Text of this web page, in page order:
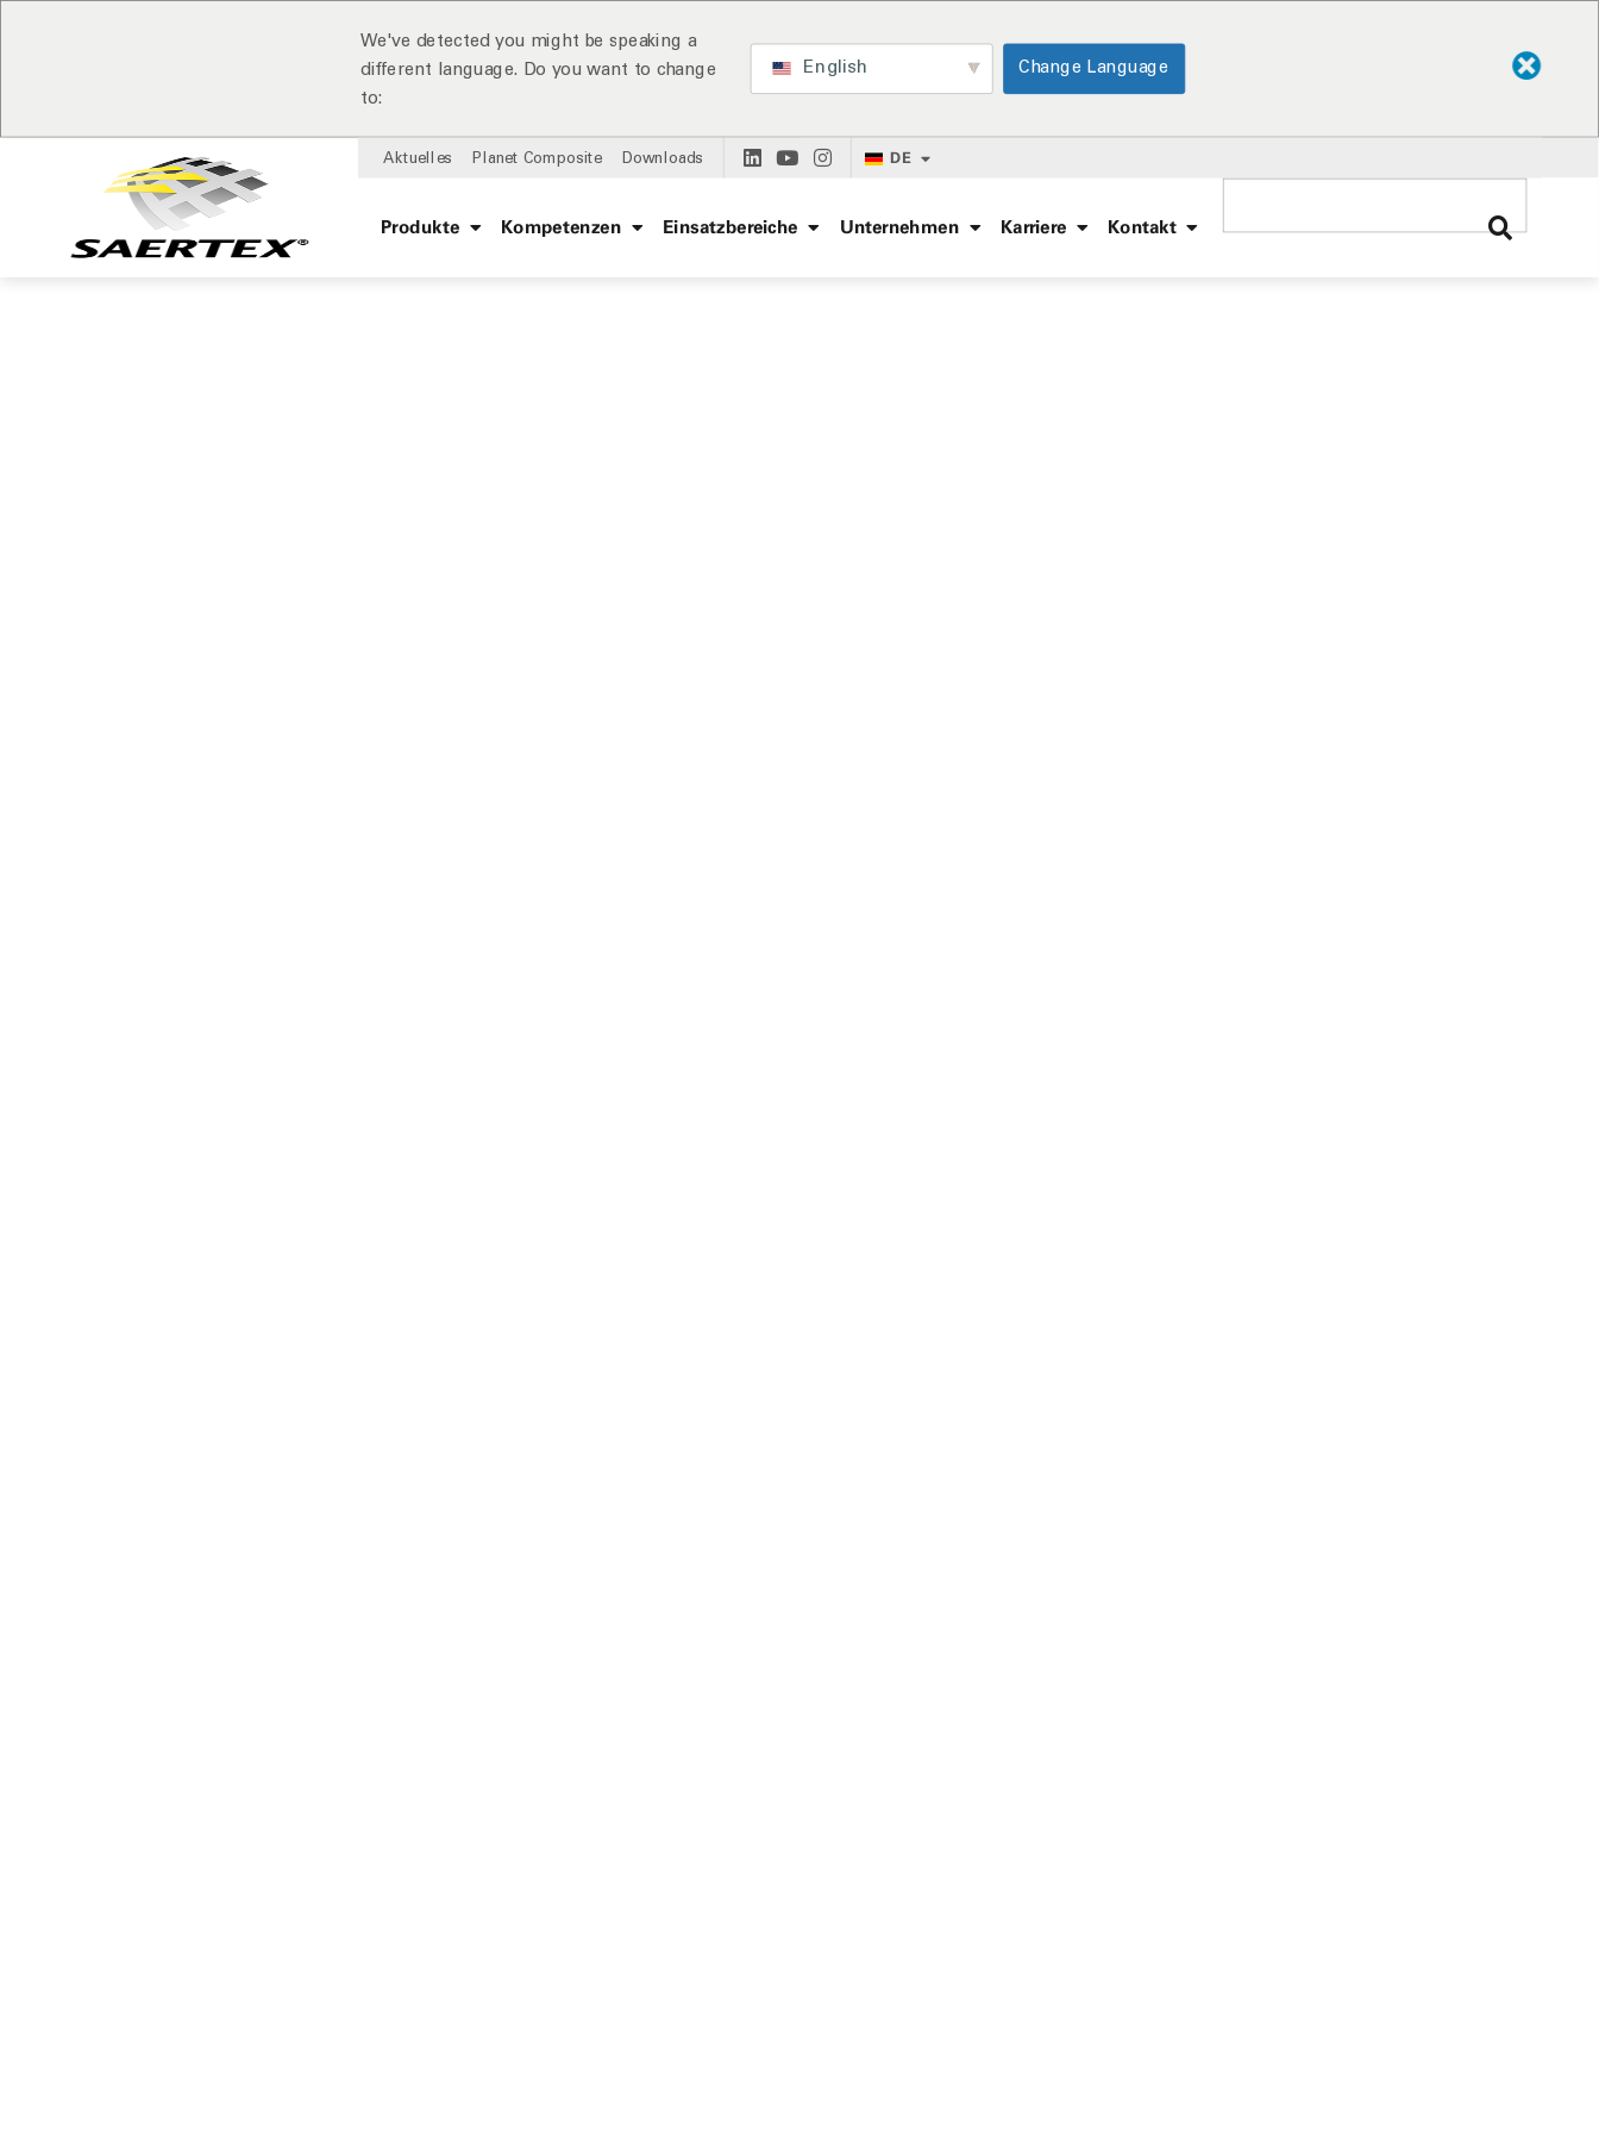
We've detected you might be speaking a
different language. Do you want to change
to:
English Change Language
Aktuelles Planet Composite Downloads DE
Produkte Kompetenzen Einsatzbereiche Unternehmen Karriere Kontakt